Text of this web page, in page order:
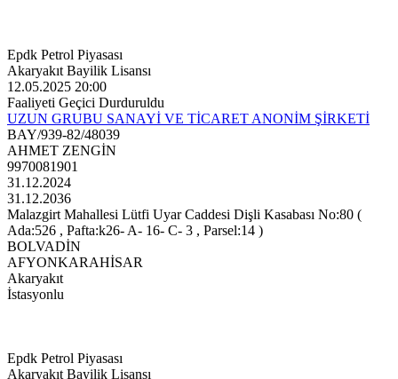
Epdk Petrol Piyasası
Akaryakıt Bayilik Lisansı
12.05.2025 20:00
Faaliyeti Geçici Durduruldu
UZUN GRUBU SANAYİ VE TİCARET ANONİM ŞİRKETİ
BAY/939-82/48039
AHMET ZENGİN
9970081901
31.12.2024
31.12.2036
Malazgirt Mahallesi Lütfi Uyar Caddesi Dişli Kasabası No:80 (
Ada:526 , Pafta:k26- A- 16- C- 3 , Parsel:14 )
BOLVADİN
AFYONKARAHİSAR
Akaryakıt
İstasyonlu
Epdk Petrol Piyasası
Akaryakıt Bayilik Lisansı